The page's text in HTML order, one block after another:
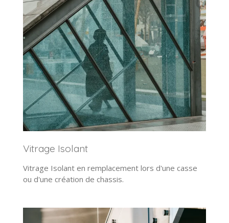
Vitrage Isolant
Vitrage Isolant en remplacement lors d'une casse
ou d'une création de chassis.